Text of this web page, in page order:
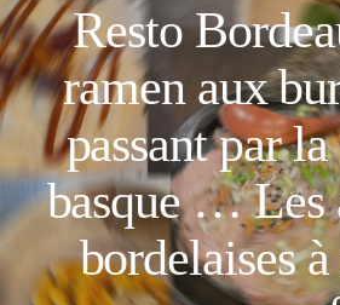
Resto
ramen aux
passant par
basque … Les
bordelaises à